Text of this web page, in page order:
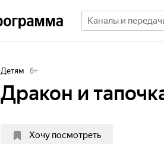
Детям 6+
Дракон и
Хочу посмотреть